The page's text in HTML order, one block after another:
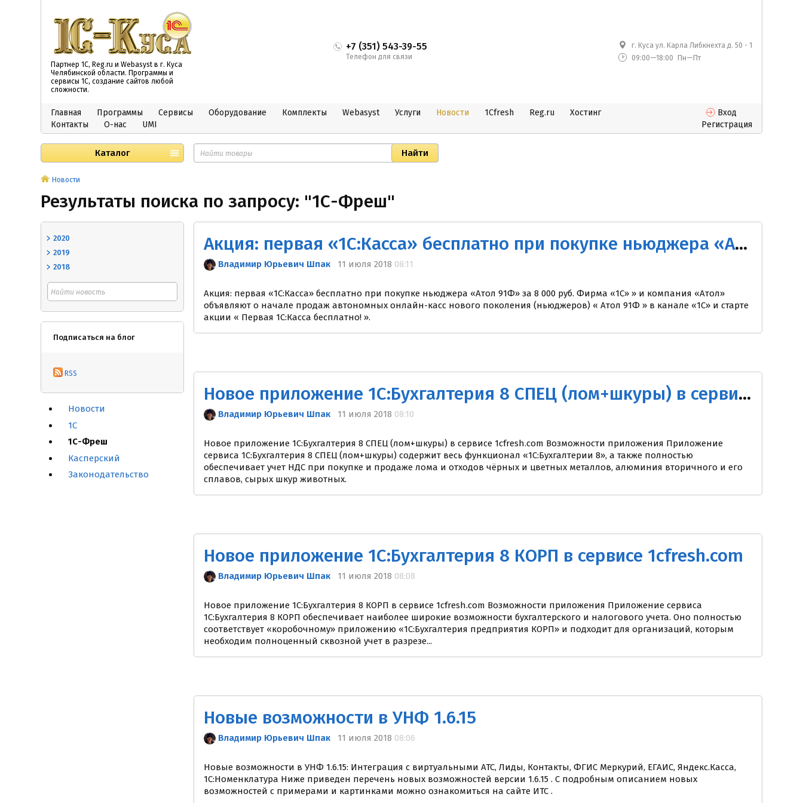
Партнер 1С, Reg.ru и Webasyst в г. Куса
Челябинской области. Программы и
сервисы 1С, создание сайтов любой
сложности.
+7 (351) 543-39-55
Телефон для связи
г. Куса ул. Карла Либкнехта д. 50 - 1
09:00—18:00
Пн—Пт
Главная Программы Сервисы Оборудование Комплекты Webasyst Услуги Новости 1Cfresh Reg.ru
Хостинг
Контакты
О-нас UMI
Вход
Регистрация
Каталог
Новости
Результаты поиска по запросу: "1С-Фреш"
2020
2019
2018
Подписаться на блог
RSS
Новости
1С
1С-Фреш
Касперский
Законодательство
Акция: первая «1С:Касса» бесплатно при покупке ньюджера «Атол 91Ф» за 8 000 руб.
Владимир Юрьевич Шпак 11 июля 2018 08:11
Акция: первая «1С:Касса» бесплатно при покупке ньюджера «Атол 91Ф» за 8 000 руб. Фирма «1С» » и компания «Атол»
объявляют о начале продаж автономных онлайн-касс нового поколения (ньюджеров) « Атол 91Ф » в канале «1С» и старте
акции « Первая 1С:Касса бесплатно! ».
Новое приложение 1C:Бухгалтерия 8 СПЕЦ (лом+шкуры) в сервисе 1cfresh.com
Владимир Юрьевич Шпак 11 июля 2018 08:10
Новое приложение 1C:Бухгалтерия 8 СПЕЦ (лом+шкуры) в сервисе 1cfresh.com Возможности приложения Приложение
сервиса 1С:Бухгалтерия 8 СПЕЦ (лом+шкуры) содержит весь функционал «1С:Бухгалтерии 8», а также полностью
обеспечивает учет НДС при покупке и продаже лома и отходов чёрных и цветных металлов, алюминия вторичного и его
сплавов, сырых шкур животных.
Новое приложение 1C:Бухгалтерия 8 КОРП в сервисе 1cfresh.com
Владимир Юрьевич Шпак 11 июля 2018 08:08
Новое приложение 1C:Бухгалтерия 8 КОРП в сервисе 1cfresh.com Возможности приложения Приложение сервиса
1С:Бухгалтерия 8 КОРП обеспечивает наиболее широкие возможности бухгалтерского и налогового учета. Оно полностью
соответствует «коробочному» приложению «1С:Бухгалтерия предприятия КОРП» и подходит для организаций, которым
необходим полноценный сквозной учет в разрезе...
Новые возможности в УНФ 1.6.15
Владимир Юрьевич Шпак 11 июля 2018 08:06
Новые возможности в УНФ 1.6.15: Интеграция с виртуальными АТС, Лиды, Контакты, ФГИС Меркурий, ЕГАИС, Яндекс.Касса,
1С:Номенклатура Ниже приведен перечень новых возможностей версии 1.6.15 . С подробным описанием новых
возможностей с примерами и картинками можно ознакомиться на сайте ИТС .